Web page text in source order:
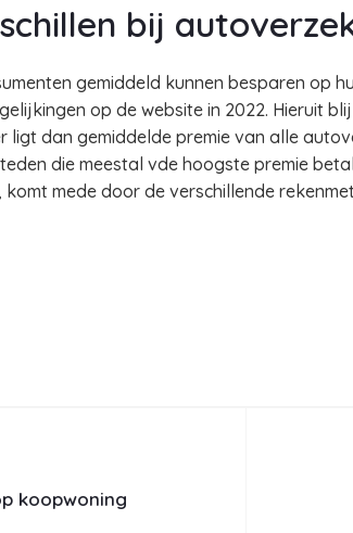
bij
gemiddeld kunnen besparen op
op de website in 2022. Hieruit
ligt dan gemiddelde premie van alle
die meestal vde hoogste premie
mede door de verschillende
koopwoning